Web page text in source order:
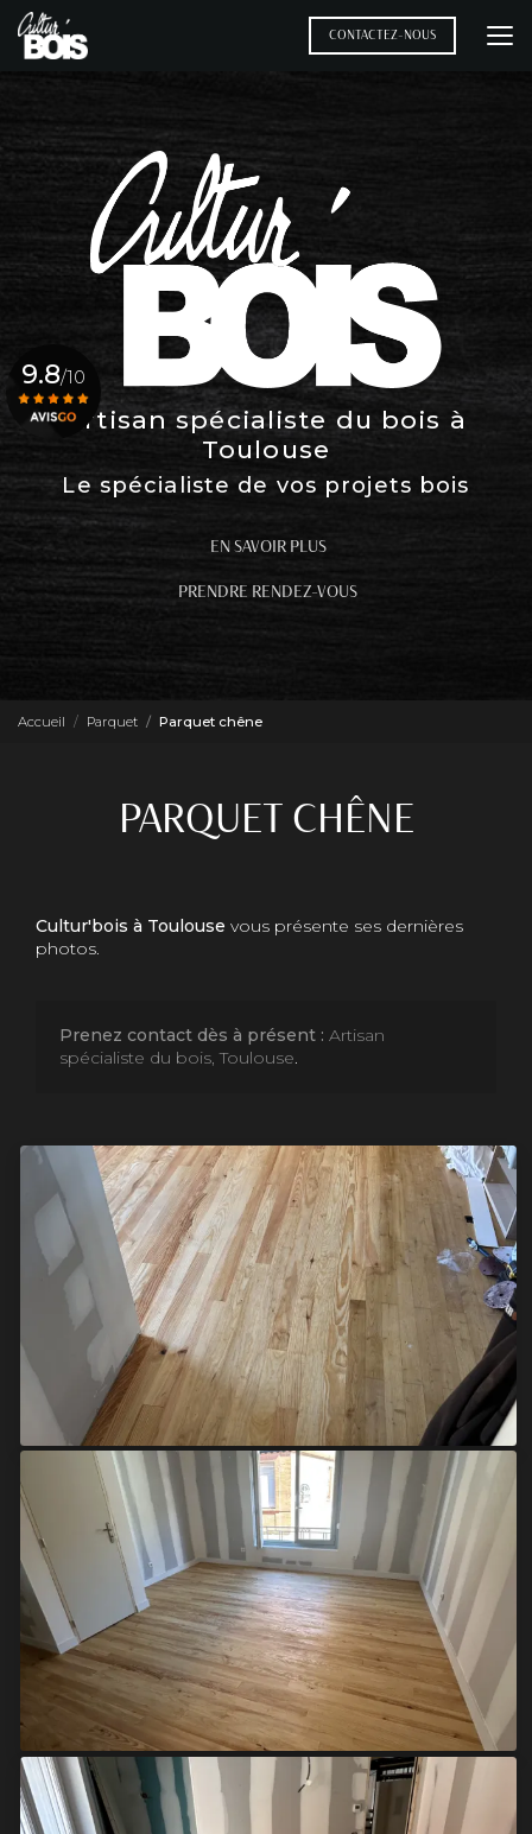
Aller
au
contenu
CONTACTEZ-NOUS
Artisan spécialiste du bois à
Toulouse
Le spécialiste de vos projets bois
EN SAVOIR PLUS
PRENDRE RENDEZ-VOUS
9.8/10
Accueil Parquet Parquet chêne
PARQUET CHÊNE
Cultur'bois à Toulouse vous présente ses dernières
photos.
Prenez contact dès à présent : Artisan
spécialiste du bois, Toulouse